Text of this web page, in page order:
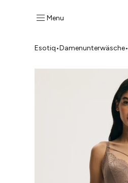
Menu
Esotiq•Damenunterwäsche•